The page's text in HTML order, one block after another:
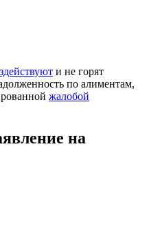
и не горят
по алиментам,
жалобой
на